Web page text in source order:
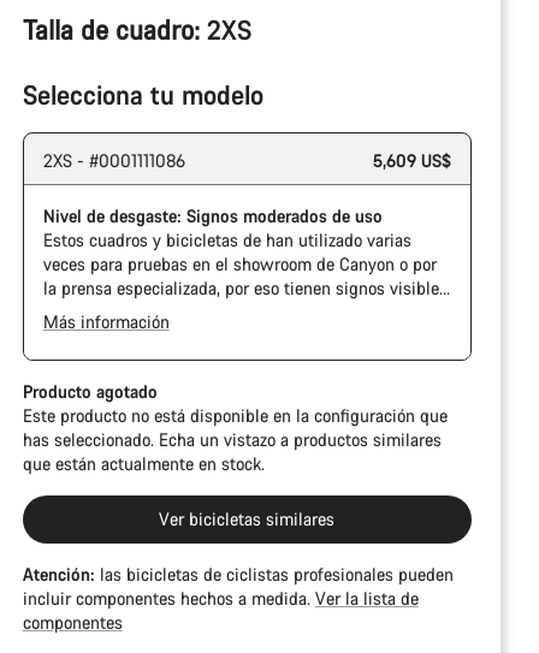
Talla de cuadro: 2XS
Selecciona tu modelo
2XS - #0001111086 5,609 US$
Nivel de desgaste: Signos moderados de uso
Estos cuadros y bicicletas de han utilizado varias
veces para pruebas en el showroom de Canyon o por
la prensa especializada, por eso tienen signos visibles
de uso en la cadena y el casete. Además, es posible
que el cuadro o los componentes tengan alguna
marca, daños en la pintura o desviaciones de color. En
cualquier caso, todas sus piezas funcionan
perfectamente.
Más información
Producto agotado
Este producto no está disponible en la configuración que
has seleccionado. Echa un vistazo a productos similares
que están actualmente en stock.
Ver bicicletas similares
Atención: las bicicletas de ciclistas profesionales pueden
incluir componentes hechos a medida. Ver la lista de
componentes